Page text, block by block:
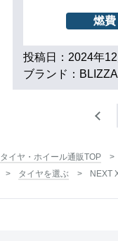
燃費
投稿日：2024年12
ブランド：
タイヤ・ホイール通販TOP
タイヤを選ぶ
NEXT